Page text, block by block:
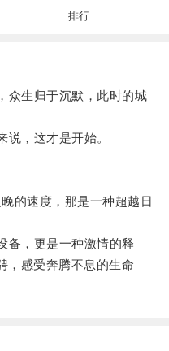
排行
生归于沉默，此时的城
，这才是开始。
的速度，那是一种超越日
，更是一种激情的释
，感受奔腾不息的生命